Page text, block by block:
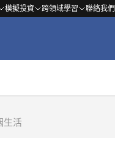
模擬投資 跨領域學習 聯絡我們
生活